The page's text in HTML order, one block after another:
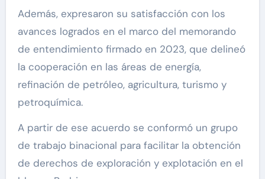
Además, expresaron su satisfacción con los
avances logrados en el marco del memorando
de entendimiento firmado en 2023, que delineó
la cooperación en las áreas de energía,
refinación de petróleo, agricultura, turismo y
petroquímica.
A partir de ese acuerdo se conformó un grupo
de trabajo binacional para facilitar la obtención
de derechos de exploración y explotación en el